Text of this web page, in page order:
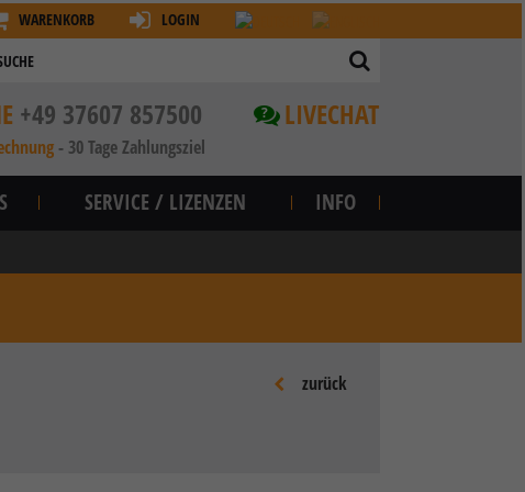
WARENKORB LOGIN
? LIVECHAT
+49 37607 857500
- 30 Tage Zahlungsziel
SERVICE / LIZENZEN INFO
zurück